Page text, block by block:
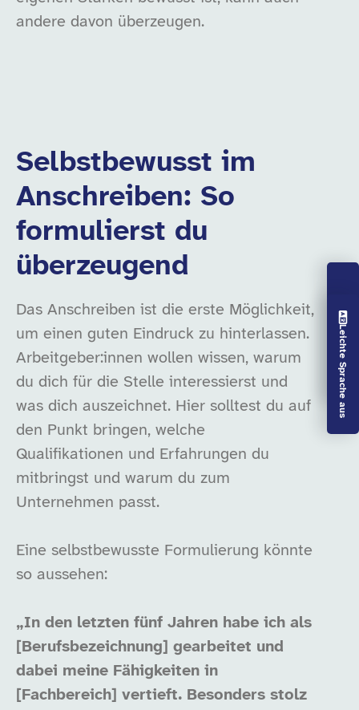
Vorlesen aus
Leichte Sprache aus
andere davon überzeugen.
Selbstbewusst im
Anschreiben: So
formulierst du
überzeugend
Das Anschreiben ist die erste Möglichkeit,
um einen guten Eindruck zu hinterlassen.
Arbeitgeber:innen wollen wissen, warum
du dich für die Stelle interessierst und
was dich auszeichnet. Hier solltest du auf
den Punkt bringen, welche
Qualifikationen und Erfahrungen du
mitbringst und warum du zum
Unternehmen passt.
Eine selbstbewusste Formulierung könnte
so aussehen:
„In den letzten fünf Jahren habe ich als
[Berufsbezeichnung] gearbeitet und
dabei meine Fähigkeiten in
[Fachbereich] vertieft. Besonders stolz